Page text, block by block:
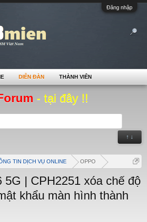
Đăng nhập
- tại đây !!
↑ ↓
TIN DỊCH VỤ ONLINE OPPO
5G | CPH2251 xóa chế độ
khẩu màn hình thành
DIỄN ĐÀN THÀNH VIÊN